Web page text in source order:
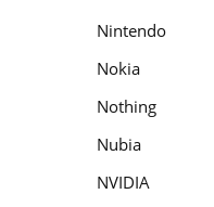
Nintendo
Nokia
Nothing
Nubia
NVIDIA